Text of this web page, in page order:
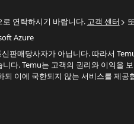
연락하시기 바랍니다. 고객 센터
Azure
판매당사자가 아닙니다. 따라서
다. Temu는 고객의 권리와 이익을
되 이에 국한되지 않는 서비스를 제공